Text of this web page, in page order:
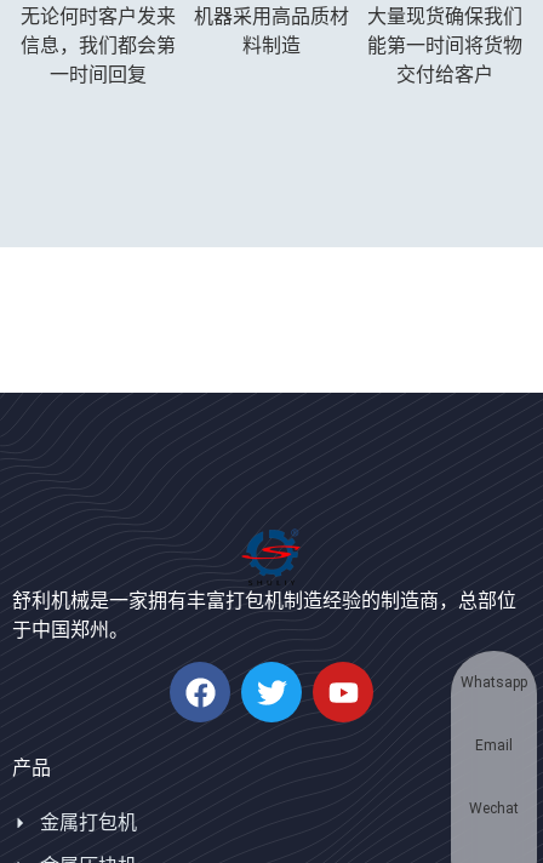
无论何时客户发来
信息，我们都会第
一时间回复
机器采用高品质材
料制造
大量现货确保我们
能第一时间将货物
交付给客户
舒利机械是一家拥有丰富打包机制造经验的制造商，总部位
于中国郑州。
产品
金属打包机
Swahili
German
Japanese
Whatsapp
Email
Wechat